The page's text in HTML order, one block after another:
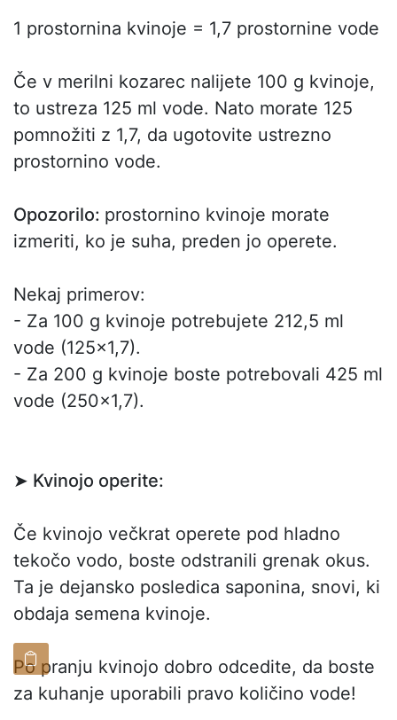
1 prostornina kvinoje = 1,7 prostornine vode
Če v merilni kozarec nalijete 100 g kvinoje,
to ustreza 125 ml vode. Nato morate 125
pomnožiti z 1,7, da ugotovite ustrezno
prostornino vode.
Opozorilo: prostornino kvinoje morate
izmeriti, ko je suha, preden jo operete.
Nekaj primerov:
- Za 100 g kvinoje potrebujete 212,5 ml
vode (125x1,7).
- Za 200 g kvinoje boste potrebovali 425 ml
vode (250x1,7).
➤ Kvinojo operite:
Če kvinojo večkrat operete pod hladno
tekočo vodo, boste odstranili grenak okus.
Ta je dejansko posledica saponina, snovi, ki
obdaja semena kvinoje.
Po pranju kvinojo dobro odcedite, da boste
za kuhanje uporabili pravo količino vode!